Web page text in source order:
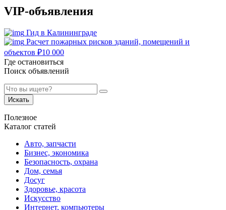
VIP-объявления
Гид в Калининграде
Расчет пожарных рисков зданий, помещений и
объектов ₽10 000
Где остановиться
Поиск объявлений
Искать
Полезное
Каталог статей
Авто, запчасти
Бизнес, экономика
Безопасность, охрана
Дом, семья
Досуг
Здоровье, красота
Искусство
Интернет, компьютеры